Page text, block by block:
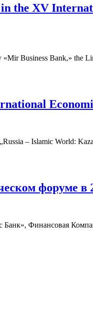
the XV
Business Bank,» the
– Islamic World:
форуме в
Финансовая